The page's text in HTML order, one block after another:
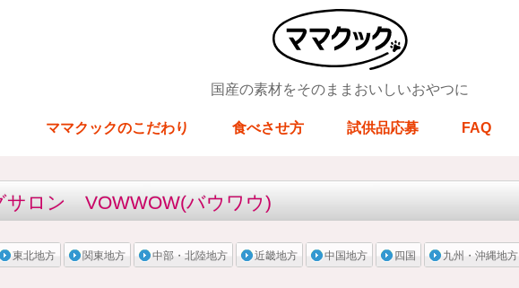
国産の素材をそのままおいしいおやつに
ママクックのこだわり 食べさせ方 試供品応募 FAQ
サロン VOWWOW(バウワウ)
東北地方 関東地方 中部・北陸地方 近畿地方 中国地方 四国 九州・沖縄地方